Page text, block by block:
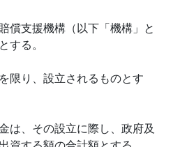
償支援機構（以下「機構」と
する。
限り、設立されるものとす
は、その設立に際し、政府及